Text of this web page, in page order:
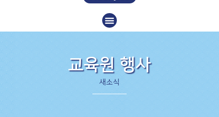
교육원 행사
새소식